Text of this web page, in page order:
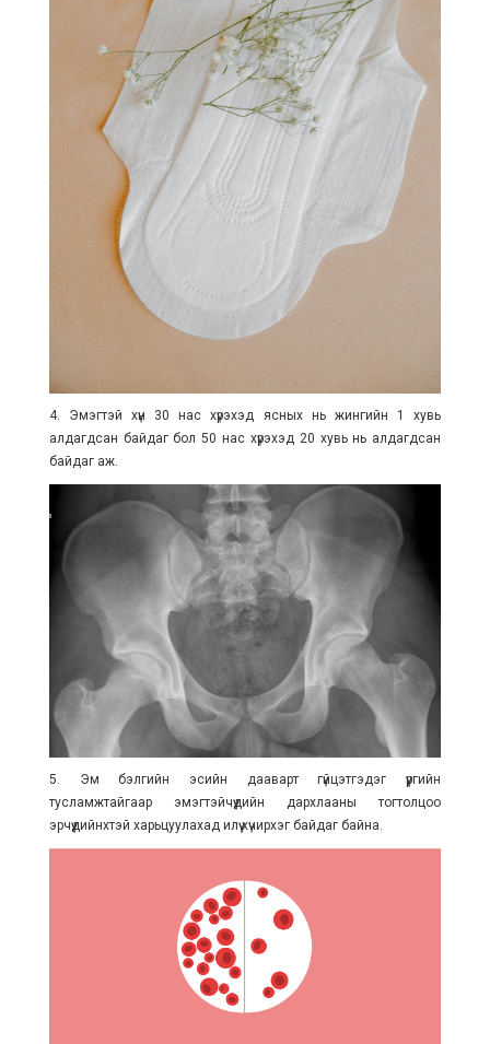
4. Эмэгтэй хүн 30 нас хүрэхэд ясных нь жингийн 1 хувь
алдагдсан байдаг бол 50 нас хүрэхэд 20 хувь нь алдагдсан
байдаг аж.
5. Эм бэлгийн эсийн дааварт гүйцэтгэдэг үүргийн
тусламжтайгаар эмэгтэйчүүдийн дархлааны тогтолцоо
эрчүүдийнхтэй харьцуулахад илүү хүчирхэг байдаг байна.